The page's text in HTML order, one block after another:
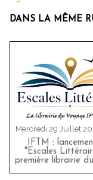
DANS LA MÊME
Mercredi 29 Juillet
IFTM :
"Escales
première librairie